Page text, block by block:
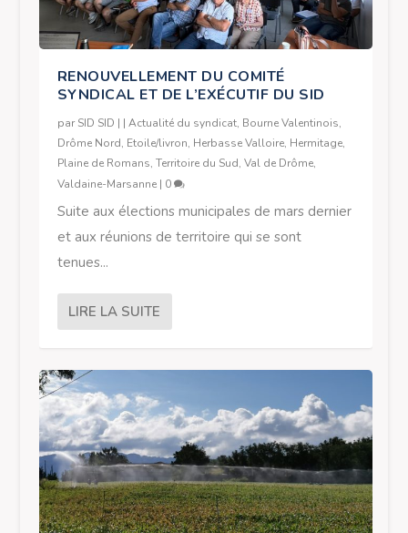
RENOUVELLEMENT DU COMITÉ
SYNDICAL ET DE L’EXÉCUTIF DU SID
parSID SID | | Actualité du syndicat, Bourne Valentinois,
Drôme Nord, Etoile/livron, Herbasse Valloire, Hermitage,
Plaine de Romans, Territoire du Sud, Val de Drôme,
Valdaine-Marsanne| 0
Suite aux élections municipales de mars dernier
et aux réunions de territoire qui se sont
tenues...
LIRE LA SUITE